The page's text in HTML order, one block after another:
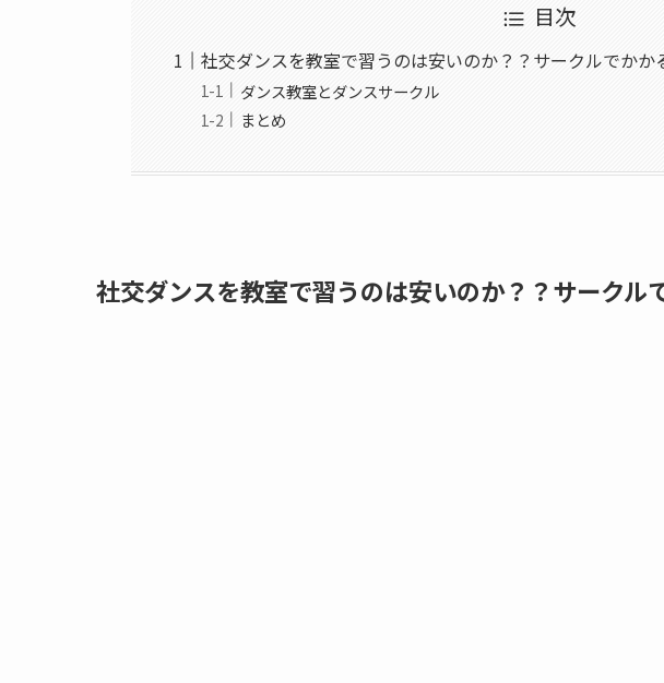
目次
社交ダンスを教室で習うのは安いのか？？サークルでかか
ダンス教室とダンスサークル
まとめ
社交ダンスを教室で習うのは安いのか？？サークル